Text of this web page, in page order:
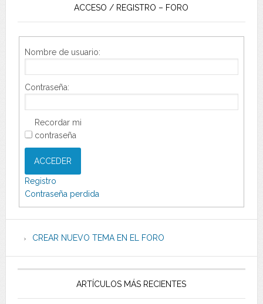
ACCESO / REGISTRO – FORO
Nombre de usuario:
Contraseña:
Recordar mi
contraseña
ACCEDER
Registro
Contraseña perdida
CREAR NUEVO TEMA EN EL FORO
ARTÍCULOS MÁS RECIENTES